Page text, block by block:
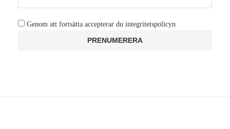
Genom att fortsätta accepterar du integritetspolicyn